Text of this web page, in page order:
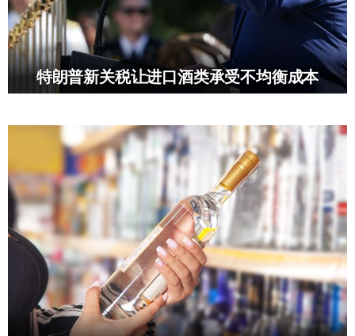
特朗普新关税让进口酒类承受不均衡成本